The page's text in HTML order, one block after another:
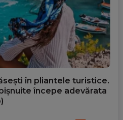
în pliantele turistice.
începe adevărata